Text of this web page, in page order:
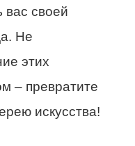
вас своей
Не
этих
– превратите
искусства!